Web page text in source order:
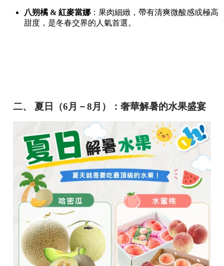
八朔橘 & 紅麥當娜 ：果肉細緻，帶有清爽微酸感或極高
甜度，是冬春交界的人氣首選。
二、 夏日（6月－8月）：奢華解暑的水果盛宴